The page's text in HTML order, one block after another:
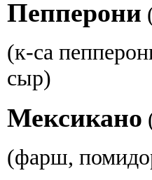
Пепперони
(к-са
сыр)
Мексикано
(фарш,